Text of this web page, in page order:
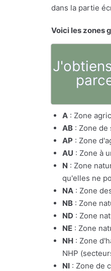
dans la partie
Voici les zones
A : Zone
AB : Zone
AP : Zone
AU : Zone à
N : Zone
qu'elles ne
NA : Zone
NB : Zone
ND : Zone
NE : Zone
NH : Zone
NHP
NI : Zone de